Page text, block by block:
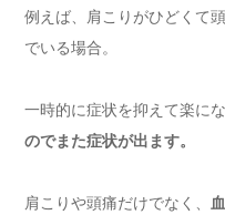
例えば、肩こりがひどくて
でいる場合。
一時的に症状を抑えて楽にな
のでまた症状が出ます。
肩こりや頭痛だけでなく、